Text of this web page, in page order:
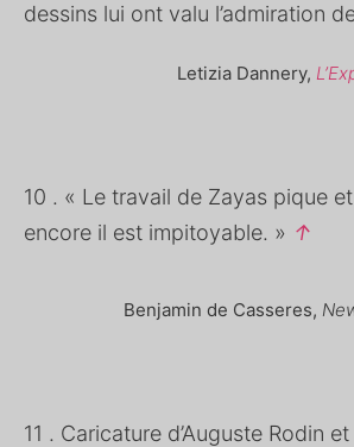
dessins lui ont valu l’admiration
Letizia Dannery,
10 . « Le travail de Zayas pique
encore il est impitoyable. » ↑
Benjamin de Casseres,
11 . Caricature d’Auguste Rodin et